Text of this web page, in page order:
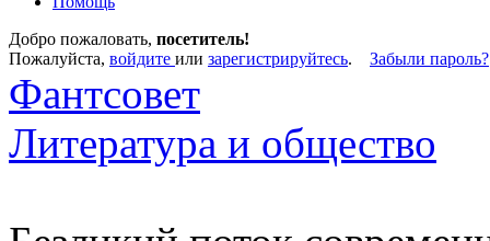
Добро пожаловать, посетитель!
Пожалуйста, войдите или зарегистрируйтесь. Забыли пароль?
Фантсовет
Литература и общество